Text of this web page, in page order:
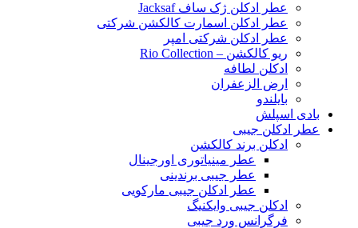
عطر ادکلن ژک‌ ساف Jacksaf
عطر ادکلن اسمارت کالکشن شرکتی
عطر ادکلن شرکتی امپر
ریو کالکشن – Rio Collection
ادکلن لطافه
ارض الزعفران
بایلندو
بادی اسپلش
عطر ادکلن جیبی
ادکلن برند کالکشن
عطر مینیاتوری اورجینال
عطر جیبی برندینی
عطر ادکلن جیبی مارکویی
ادکلن جیبی وایکنیگ
فرگرانس ورد جیبی